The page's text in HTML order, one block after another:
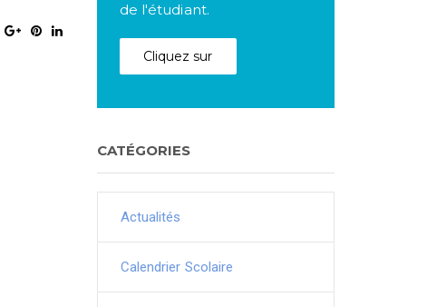
de l'étudiant.
Cliquez sur
CATÉGORIES
Actualités
Calendrier Scolaire